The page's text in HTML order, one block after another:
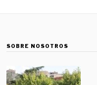
SOBRE NOSOTROS